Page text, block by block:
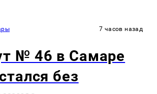
7 часов назад
№ 46 в Самаре
без